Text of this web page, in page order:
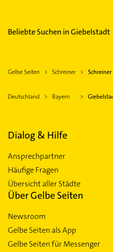
Beliebte Suchen in Giebelstadt
Gelbe Seiten Schreiner
Deutschland Bayern
Dialog & Hilfe
Ansprechpartner
Häufige Fragen
Übersicht aller Städte
Über Gelbe Seiten
Newsroom
Gelbe Seiten als App
Gelbe Seiten für Messenger